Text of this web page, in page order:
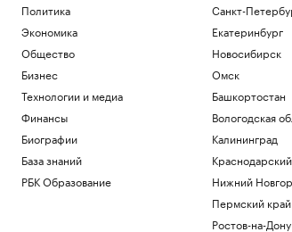
Политика
Экономика
Общество
Бизнес
Технологии и медиа
Финансы
Биографии
База знаний
РБК Образование
Санкт-
Екатеринбург
Новосибирск
Омск
Башкортостан
Вологодская
Калининград
Нижний
Пермский край
Ростов-на-Дону